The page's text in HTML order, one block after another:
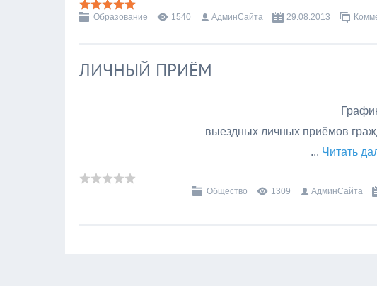
Образование 1540 АдминСайта 29.08.2013
ЛИЧНЫЙ ПРИЁМ
выездных личных приёмов
... Читать
Общество 1309 АдминСайта